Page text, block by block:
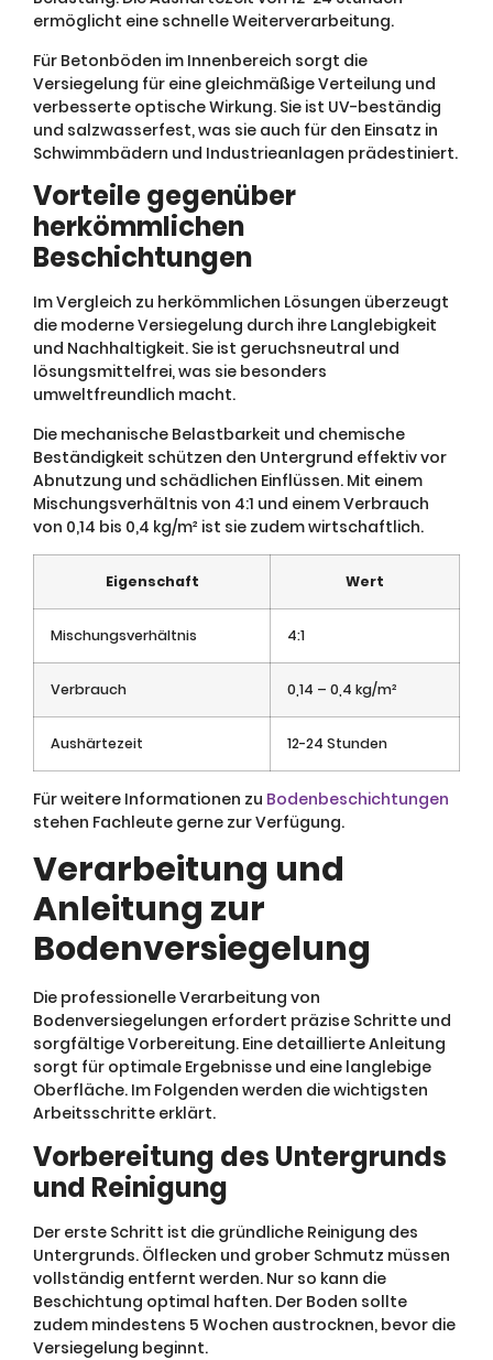
ermöglicht eine schnelle Weiterverarbeitung.
Für Betonböden im Innenbereich sorgt die
Versiegelung für eine gleichmäßige Verteilung und
verbesserte optische Wirkung. Sie ist UV-beständig
und salzwasserfest, was sie auch für den Einsatz in
Schwimmbädern und Industrieanlagen prädestiniert.
Vorteile gegenüber
herkömmlichen
Beschichtungen
Im Vergleich zu herkömmlichen Lösungen überzeugt
die moderne Versiegelung durch ihre Langlebigkeit
und Nachhaltigkeit. Sie ist geruchsneutral und
lösungsmittelfrei, was sie besonders
umweltfreundlich macht.
Die mechanische Belastbarkeit und chemische
Beständigkeit schützen den Untergrund effektiv vor
Abnutzung und schädlichen Einflüssen. Mit einem
Mischungsverhältnis von 4:1 und einem Verbrauch
von 0,14 bis 0,4 kg/m² ist sie zudem wirtschaftlich.
Eigenschaft Wert
Mischungsverhältnis 4:1
Verbrauch 0,14 – 0,4 kg/m²
Aushärtezeit 12-24 Stunden
Für weitere Informationen zu Bodenbeschichtungen
stehen Fachleute gerne zur Verfügung.
Verarbeitung und
Anleitung zur
Bodenversiegelung
Die professionelle Verarbeitung von
Bodenversiegelungen erfordert präzise Schritte und
sorgfältige Vorbereitung. Eine detaillierte Anleitung
sorgt für optimale Ergebnisse und eine langlebige
Oberfläche. Im Folgenden werden die wichtigsten
Arbeitsschritte erklärt.
Vorbereitung des Untergrunds
und Reinigung
Der erste Schritt ist die gründliche Reinigung des
Untergrunds. Ölflecken und grober Schmutz müssen
vollständig entfernt werden. Nur so kann die
Beschichtung optimal haften. Der Boden sollte
zudem mindestens 5 Wochen austrocknen, bevor die
Versiegelung beginnt.